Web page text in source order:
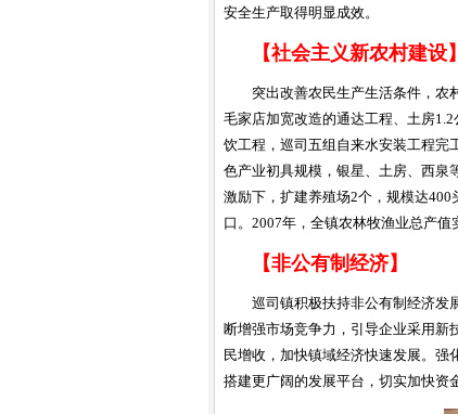
安全生产取得明显成效。
【社会主义新农村建设
突出改善农民生产生活条件，农
毛家店加宽改造的通达工程、土房
饮工程，巡司五组自来水安装工程完
色产业初具规模，银星、土房、西泉
激励下，扩建养殖场2个，规模达
口。2007年，全镇农林牧渔业总产值
【非公有制经济】
巡司镇积极扶持非公有制经济发
断增强市场竞争力，引导企业采用新
民增收，加快镇域经济快速发展。
搭建更广阔的发展平台，切实加快资